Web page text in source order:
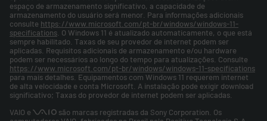
espaço de armazenamento significativo, a capacidade de
armazenamento do usuário será menor. Para informações adicionais
consulte https://www.microsoft.com/pt-br/windows/windows-11-
specifications. O Windows 11 é atualizado automaticamente, o que está
sempre habilitado. Taxas de seu provedor de internet podem ser
aplicadas. Requisitos adicionais de armazenamento e/ou hardware
podem ser necessários ao longo do tempo para atualizações. Consulte
https://www.microsoft.com/pt-br/windows/windows-11-specifications
para mais detalhes. Equipamentos com Windows 11 requerem internet
de alta velocidade e conta Microsoft. A instalação pode exigir download
significativo; Taxas do provedor de internet podem ser aplicadas.
VAIO e
são marcas registradas da Sony Corporation. Os